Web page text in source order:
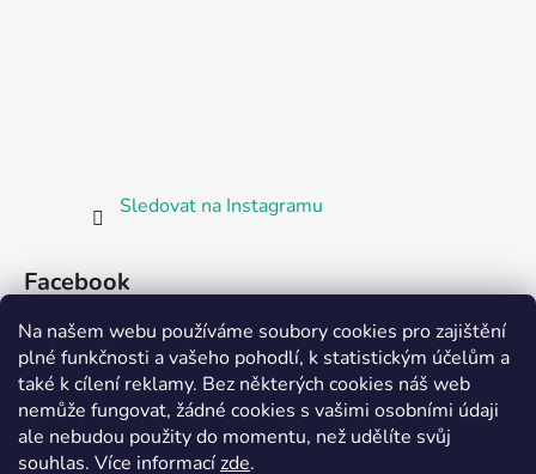
Na našem webu používáme soubory cookies pro zajištění
plné funkčnosti a vašeho pohodlí, k statistickým účelům a
také k cílení reklamy. Bez některých cookies náš web
nemůže fungovat, žádné cookies s vašimi osobními údaji
ale nebudou použity do momentu, než udělíte svůj
souhlas. Více informacízde.
Sledovat na Instagramu
Facebook
Partnerská prodejna Barefoot Plzeň